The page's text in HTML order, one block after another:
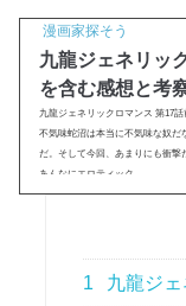
漫画家探そう
九龍ジェネリッ
を含む感想と考察
九龍ジェネリックロマンス 第17
不気味蛇沼は本当に不気味な奴だ
だ。そして今回、あまりにも衝撃
あんなにエロティック...
1 九龍ジ